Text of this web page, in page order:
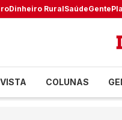
Dinheiro RuralSaúdeGente
COLUNAS